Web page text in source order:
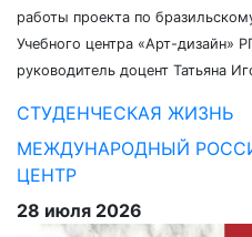
работы проекта по
Учебного центра «Арт-дизайн»
руководитель доцент Татьяна
СТУДЕНЧЕСКАЯ ЖИЗНЬ
МЕЖДУНАРОДНЫЙ
ЦЕНТР
28 июля 2026